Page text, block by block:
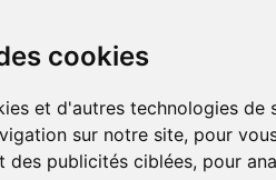
cookies
et d'autres technologies de
sur notre site, pour
des publicités ciblées, pour